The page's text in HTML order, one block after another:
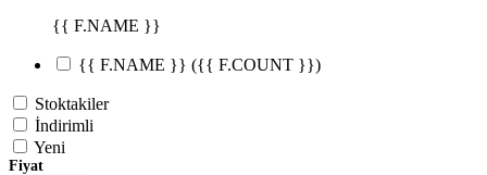
{{ F.NAME }}
{{ F.NAME }} ({{ F.COUNT }})
Stoktakiler
İndirimli
Yeni
Fiyat